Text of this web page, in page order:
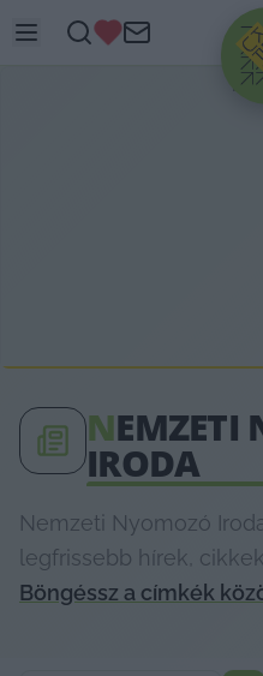
NEMZETI
IRODA
Nemzeti Nyomozó
legfrissebb hírek,
Böngéssz a címkék